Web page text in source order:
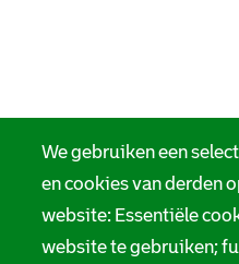
We gebruiken een
en cookies van derden
website: Essentiële
website te gebruiken;